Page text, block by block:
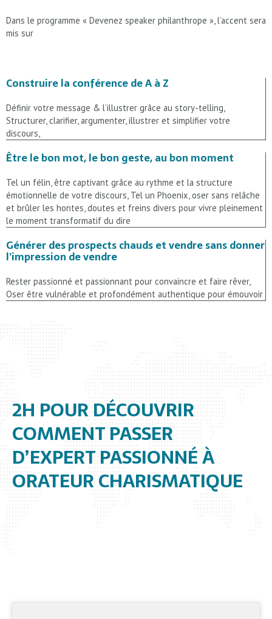
Dans le programme « Devenez speaker philanthrope », l’accent sera
mis sur
Construire la conférence de A à Z
Définir votre message & l’illustrer grâce au story-telling,
Structurer, clarifier, argumenter, illustrer et simplifier votre
discours,
Être le bon mot, le bon geste, au bon moment
Tel un félin, être captivant grâce au rythme et la structure
émotionnelle de votre discours, Tel un Phoenix, oser sans relâche
et brûler les hontes, doutes et freins divers pour vivre pleinement
le moment transformatif du dire
Générer des prospects chauds et vendre sans donner
l’impression de vendre
Rester passionné et passionnant pour convaincre et faire rêver,
Oser être vulnérable et profondément authentique pour émouvoir
2H POUR DÉCOUVRIR
COMMENT PASSER
D’EXPERT PASSIONNÉ À
ORATEUR CHARISMATIQUE